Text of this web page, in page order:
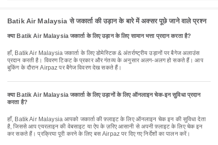
Batik Air Malaysia से जकार्ता की उड़ान के बारे में अक्सर पूछे जाने वाले प्रश्न
क्या Batik Air Malaysia जकार्ता के लिए उड़ान के लिए सामान भत्ता प्रदान करता है?
हाँ, Batik Air Malaysia जकार्ता के लिए डोमेस्टिक & अंतर्राष्ट्रीय उड़ानों पर बैगेज अलाउंस
प्रदान करती है। विवरण टिकट के प्रकार और गंतव्य के अनुसार अलग-अलग हो सकते हैं। आप
बुकिंग के दौरान Airpaz पर बैगेज विवरण देख सकते हैं।
क्या Batik Air Malaysia जकार्ता के लिए उड़ानों के लिए ऑनलाइन चेक-इन सुविधा प्रदान
करता है?
हाँ, Batik Air Malaysia आपको जकार्ता की फ़्लाइट के लिए ऑनलाइन चेक इन की सुविधा देता
है, जिससे आप एयरलाइन की वेबसाइट या ऐप के ज़रिए आसानी से अपनी फ़्लाइट के लिए चेक इन
कर सकते हैं। प्रक्रिया पूरी करने के लिए बस Airpaz पर दिए गए निर्देशों का पालन करें।